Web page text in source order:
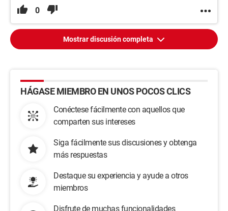
0
Mostrar discusión completa
HÁGASE MIEMBRO EN UNOS POCOS CLICS
Conéctese fácilmente con aquellos que
comparten sus intereses
Siga fácilmente sus discusiones y obtenga
más respuestas
Destaque su experiencia y ayude a otros
miembros
Disfrute de muchas funcionalidades